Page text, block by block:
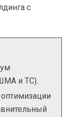
с
и ТС).